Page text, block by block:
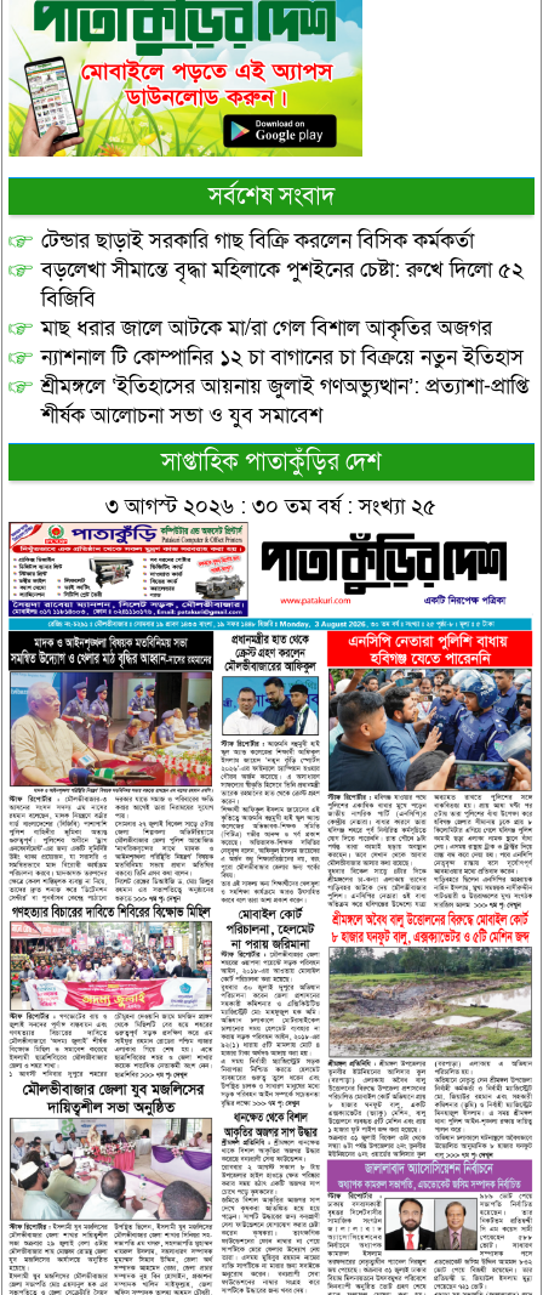
সর্বশেষ সংবাদ
টেন্ডার ছাড়াই সরকারি গাছ বিক্রি করলেন বিসিক কর্মকর্তা
বড়লেখা সীমান্তে বৃদ্ধা মহিলাকে পুশইনের চেষ্টা: রুখে দিলো ৫২
বিজিবি
মাছ ধরার জালে আটকে মা/রা গেল বিশাল আকৃতির অজগর
ন্যাশনাল টি কোম্পানির ১২ চা বাগানের চা বিক্রয়ে নতুন ইতিহাস
শ্রীমঙ্গলে ‘ইতিহাসের আয়নায় জুলাই গণঅভ্যুত্থান’: প্রত্যাশা-প্রাপ্তি
শীর্ষক আলোচনা সভা ও যুব সমাবেশ
সাপ্তাহিক পাতাকুঁড়ির দেশ
৩ আগস্ট ২০২৬ : ৩০ তম বর্ষ : সংখ্যা ২৫